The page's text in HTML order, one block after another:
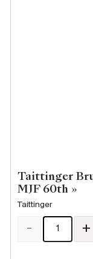
Taittinger
MJF 60th »
Taittinger
- +